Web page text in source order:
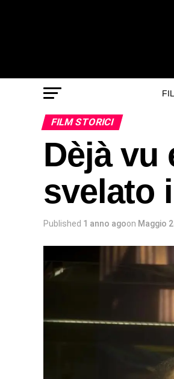
FILM STORICI
Dèjà vu
svelato
Published 1 anno agoon Maggio